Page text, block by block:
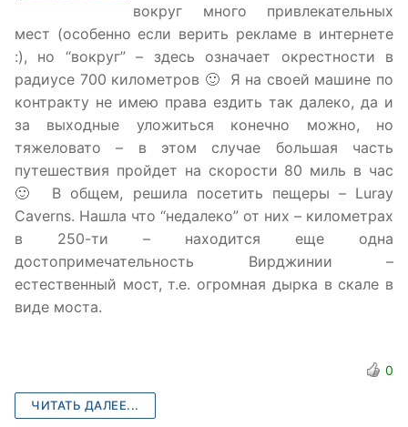
вокруг много привлекательных
мест (особенно если верить рекламе в интернете
:), но “вокруг” – здесь означает окрестности в
радиусе 700 километров 🙂 Я на своей машине по
контракту не имею права ездить так далеко, да и
за выходные уложиться конечно можно, но
тяжеловато – в этом случае большая часть
путешествия пройдет на скорости 80 миль в час
🙂 В общем, решила посетить пещеры – Luray
Caverns. Нашла что “недалеко” от них – километрах
в 250-ти – находится еще одна
достопримечательность Вирджинии –
естественный мост, т.е. огромная дырка в скале в
виде моста.
0
ЧИТАТЬ ДАЛЕЕ...